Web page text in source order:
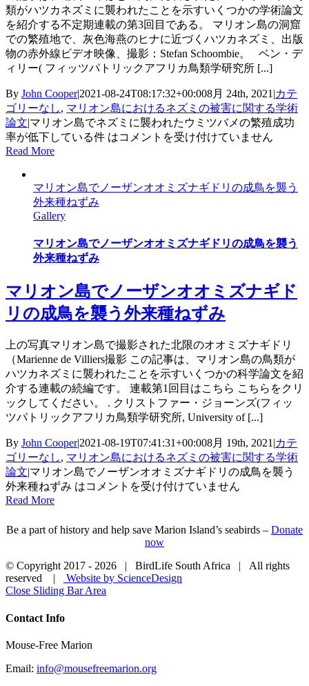
類がハツカネズミに襲われたことを示すいくつかの学術論文
を紹介する不定期連載の第3回目である。 マリオン島の洞窟
での繁殖地で、灰色海燕のヒナに近づくハツカネズミ、出版
物の赤外線ビデオ映像、撮影：Stefan Schoombie。 ベン・デ
ィリー( フィッツパトリックアフリカ鳥類学研究所 [...]
By John Cooper|2021-08-24T08:17:32+00:008月 24th, 2021 |カテ
ゴリーなし, マリオン島におけるネズミの被害に関する学術
論文|マリオン島でネズミに襲われたウミツバメの繁殖成功
率が低下している件 はコメントを受け付けていません
Read More
マリオン島でノーザンオオミズナギドリの成鳥を襲う
外来種ねずみ
Gallery
マリオン島でノーザンオオミズナギドリの成鳥を襲う
外来種ねずみ
マリオン島でノーザンオオミズナギド
リの成鳥を襲う外来種ねずみ
上の写真マリオン島で撮影された北限のオオミズナギドリ
（Marienne de Villiers撮影 この記事は、マリオン島の鳥類が
ハツカネズミに襲われたことを示すいくつかの科学論文を紹
介する連載の続編です。 連載第1回目はこちら こちらをクリ
ックしてください。 . クリストファー・ジョーンズ(フィッ
ツパトリックアフリカ鳥類学研究所, University of [...]
By John Cooper|2021-08-19T07:41:31+00:008月 19th, 2021 |カテ
ゴリーなし, マリオン島におけるネズミの被害に関する学術
論文|マリオン島でノーザンオオミズナギドリの成鳥を襲う
外来種ねずみ はコメントを受け付けていません
Read More
Be a part of history and help save Marion Island’s seabirds – Donate
now
© Copyright 2017 - 2026 | BirdLife South Africa | All rights
reserved |
Website by ScienceDesign
Close Sliding Bar Area
Contact Info
Mouse-Free Marion
Email: info@mousefreemarion.org